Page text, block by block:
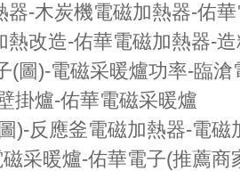
器-木炭機電磁加熱器-佑
熱改造-佑華電磁加熱器-
(圖)-電磁采暖爐功率-臨滄
掛爐-佑華電磁采暖爐
)-反應釜電磁加熱器-電磁
采暖爐-佑華電子(推薦商